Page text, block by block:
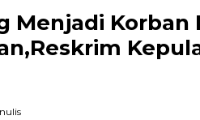
Menjadi Korban